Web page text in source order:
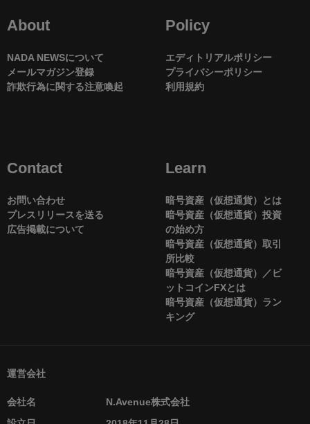
About
NADA NEWSについて
メールマガジン登録
詐欺行為に関する注意喚起
Policy
エディトリアルポリシー
プライバシーポリシー
利用規約
Contact
お問い合わせ
プレスリリースを送る
広告掲載について
Learn
暗号資産（仮想通貨）とは
暗号資産（仮想通貨）投資
の始め方
暗号資産（仮想通貨）取引
所比較
暗号資産（仮想通貨）／ビ
ットコインFXとは
暗号資産（仮想通貨）ラン
キング
運営会社
会社名
N.Avenue株式会社